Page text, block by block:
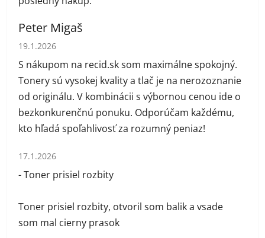
Peter Migaš
Hodnotenie obchodu je 5 z 5 hviezdičiek.
19.1.2026
S nákupom na recid.sk som maximálne spokojný.
Tonery sú vysokej kvality a tlač je na nerozoznanie
od originálu. V kombinácii s výbornou cenou ide o
bezkonkurenčnú ponuku. Odporúčam každému,
kto hľadá spoľahlivosť za rozumný peniaz!
Hodnotenie obchodu je 1 z 5 hviezdičiek.
17.1.2026
- Toner prisiel rozbity
Toner prisiel rozbity, otvoril som balik a vsade
som mal cierny prasok